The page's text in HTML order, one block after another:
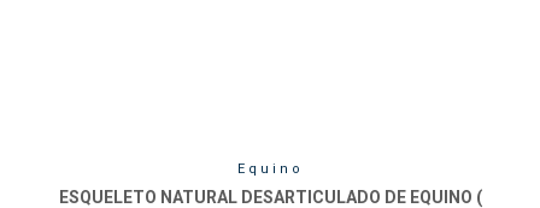
Equino
ESQUELETO NATURAL DESARTICULADO DE EQUINO (